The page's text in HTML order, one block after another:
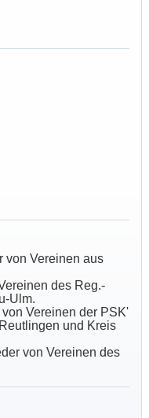
von Vereinen aus
des Reg.-
Ulm.
Vereinen der PSK'
und Kreis
von Vereinen des